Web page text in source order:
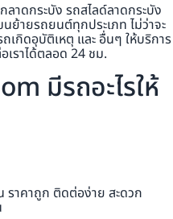
าดกระบัง รถสไลด์ลาดกระบัง
ย้ายรถยนต์ทุกประเภท ไม่ว่าจะ
เกิดอุบัติเหตุ และ อื่นๆ ให้บริการ
เราได้ตลอด 24 ชม.
มีรถอะไรให้
ราคาถูก ติดต่อง่าย สะดวก